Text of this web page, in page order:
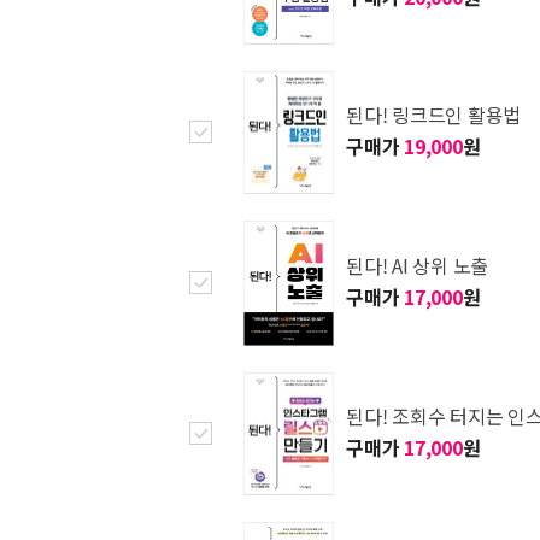
된다! 링크드인 활용법
구매가 19,000원
된다! AI 상위 노출
구매가 17,000원
된다! 조회수 터지는 인
구매가 17,000원